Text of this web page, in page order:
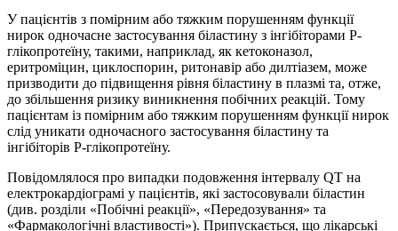
У пацієнтів з помірним або тяжким порушенням функції
нирок одночасне застосування біластину з інгібіторами P-
глікопротеїну, такими, наприклад, як кетоконазол,
еритроміцин, циклоспорин, ритонавір або дилтіазем, може
призводити до підвищення рівня біластину в плазмі та, отже,
до збільшення ризику виникнення побічних реакцій. Тому
пацієнтам із помірним або тяжким порушенням функції нирок
слід уникати одночасного застосування біластину та
інгібіторів P-глікопротеїну.
Повідомлялося про випадки подовження інтервалу QT на
електрокардіограмі у пацієнтів, які застосовували біластин
(див. розділи «Побічні реакції», «Передозування» та
«Фармакологічні властивості»). Припускається, що лікарські